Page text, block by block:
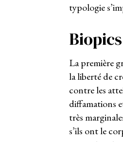
typologie
La première
la liberté de
contre les
diffamations
très
s’ils ont le